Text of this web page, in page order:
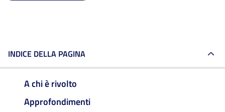
INDICE DELLA PAGINA
A chi è rivolto
Approfondimenti